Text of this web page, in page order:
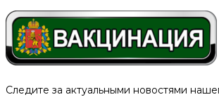
Следите за актуальными новостями